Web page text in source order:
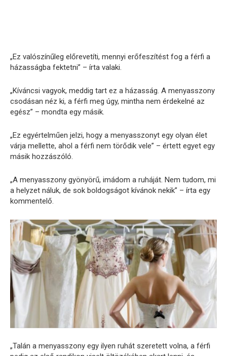
„Ez valószínűleg előrevetíti, mennyi erőfeszítést fog a férfi a
házasságba fektetni” – írta valaki.
„Kíváncsi vagyok, meddig tart ez a házasság. A menyasszony
csodásan néz ki, a férfi meg úgy, mintha nem érdekelné az
egész” – mondta egy másik.
„Ez egyértelműen jelzi, hogy a menyasszonyt egy olyan élet
várja mellette, ahol a férfi nem törődik vele” – értett egyet egy
másik hozzászóló.
„A menyasszony gyönyörű, imádom a ruháját. Nem tudom, mi
a helyzet náluk, de sok boldogságot kívánok nekik” – írta egy
kommentelő.
„Talán a menyasszony egy ilyen ruhát szeretett volna, a férfi